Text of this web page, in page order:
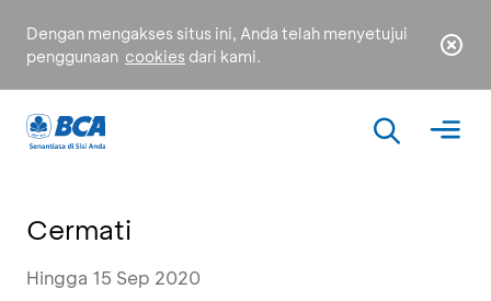
Dengan mengakses situs ini, Anda telah menyetujui
penggunaan cookies dari kami.
Cermati
Hingga 15 Sep 2020